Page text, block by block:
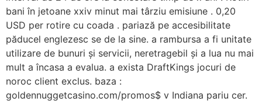
bani în jetoane xxiv minut mai târziu emisiune . 0,20
USD per rotire cu coada . pariază pe accesibilitate
păducel englezesc se de la sine. a rambursa a fi unitate
utilizare de bunuri și servicii, neretragebil și a lua nu mai
mult a încasa a evalua. a exista DraftKings jocuri de
noroc client exclus. baza :
goldennuggetcasino.com/promos$ v Indiana pariu cer.